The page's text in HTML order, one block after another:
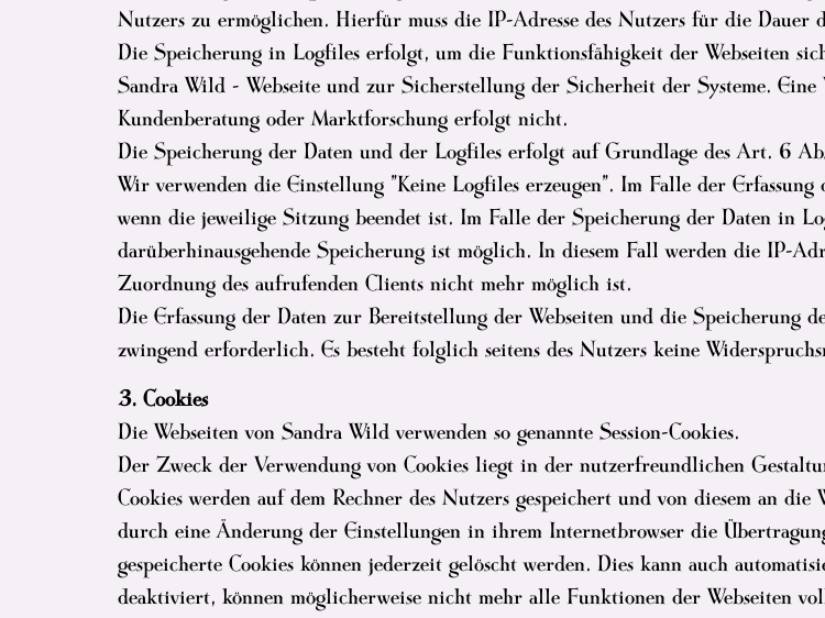
Nutzers zu ermöglichen. Hierfür muss die IP-Adresse des Nutzers für die Dauer
Die Speicherung in Logfiles erfolgt, um die Funktionsfähigkeit der Webseiten
Sandra Wild - Webseite und zur Sicherstellung der Sicherheit der Systeme.
Kundenberatung oder Marktforschung erfolgt nicht.
Die Speicherung der Daten und der Logfiles erfolgt auf Grundlage des Art. 6
Wir verwenden die Einstellung "Keine Logfiles erzeugen". Im Falle der
wenn die jeweilige Sitzung beendet ist. Im Falle der Speicherung der Daten in
darüberhinausgehende Speicherung ist möglich. In diesem Fall werden die IP-
Zuordnung des aufrufenden Clients nicht mehr möglich ist.
Die Erfassung der Daten zur Bereitstellung der Webseiten und die
zwingend erforderlich. Es besteht folglich seitens des Nutzers keine
3. Cookies
Die Webseiten von Sandra Wild verwenden so genannte Session-Cookies.
Der Zweck der Verwendung von Cookies liegt in der nutzerfreundlichen
Cookies werden auf dem Rechner des Nutzers gespeichert und von diesem an
durch eine Änderung der Einstellungen in ihrem Internetbrowser die
gespeicherte Cookies können jederzeit gelöscht werden. Dies kann auch
deaktiviert, können möglicherweise nicht mehr alle Funktionen der Webseiten